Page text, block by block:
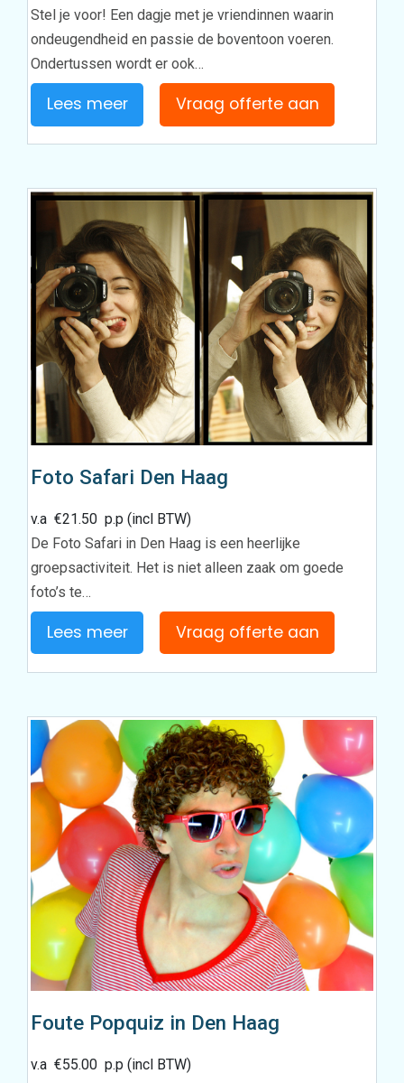
Stel je voor! Een dagje met je vriendinnen waarin
ondeugendheid en passie de boventoon voeren.
Ondertussen wordt er ook…
Lees meer Vraag offerte aan
Foto Safari Den Haag
v.a€21.50 p.p (incl BTW)
De Foto Safari in Den Haag is een heerlijke
groepsactiviteit. Het is niet alleen zaak om goede
foto’s te…
Lees meer Vraag offerte aan
Foute Popquiz in Den Haag
v.a€55.00 p.p (incl BTW)